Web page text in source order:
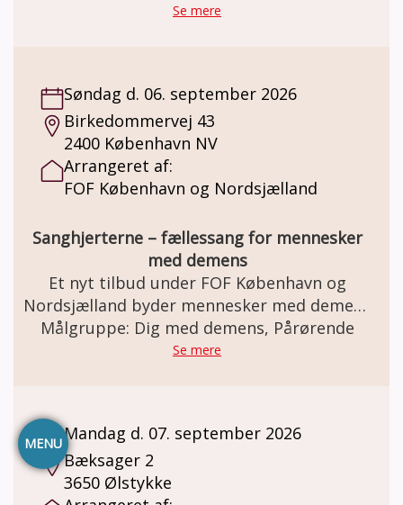
MENU
Se mere
Søndag d. 06. september 2026
Birkedommervej 43
2400 København NV
Arrangeret af:
FOF København og Nordsjælland
Sanghjerterne – fællessang for mennesker
med demens
Et nyt tilbud under FOF København og
Nordsjælland byder mennesker med demens
velkommen i et trygt og inkluderende
sangfællesskab. Her er fokus på glæden ved
Pårørende og hjælpere er en vigtig del af
fællesskabet, og kan være med uden
betaling. Eneste krav er, at alle deltager
aktivt. Der er heldigvis kommet
Målgruppe: Dig med demens, Pårørende
Se mere
Mandag d. 07. september 2026
Bæksager 2
3650 Ølstykke